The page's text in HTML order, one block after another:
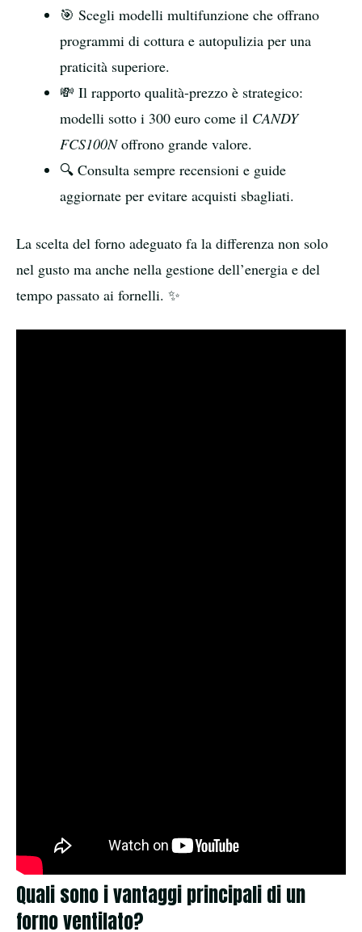
🎯 Scegli modelli multifunzione che offrano
programmi di cottura e autopulizia per una
praticità superiore.
💸 Il rapporto qualità-prezzo è strategico:
modelli sotto i 300 euro come il CANDY
FCS100Noffrono grande valore.
🔍 Consulta sempre recensioni e guide
aggiornate per evitare acquisti sbagliati.
La scelta del forno adeguato fa la differenza non solo
nel gusto ma anche nella gestione dell’energia e del
tempo passato ai fornelli. ✨
Quali sono i vantaggi principali di un
forno ventilato?